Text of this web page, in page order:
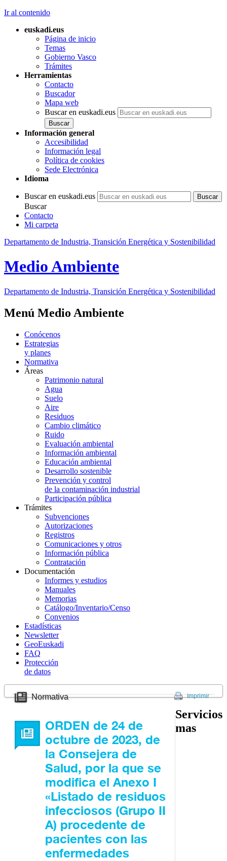
Ir al contenido
euskadi.eus
Página de inicio
Temas
Gobierno Vasco
Trámites
Herramientas
Contacto
Buscador
Mapa web
Buscar en euskadi.eus
Información general
Accesibilidad
Información legal
Política de cookies
Sede Electrónica
Idioma
Buscar en euskadi.eus
Buscar
Contacto
Mi carpeta
Departamento de Industria, Transición Energética y Sostenibilidad
Medio Ambiente
Departamento de Industria, Transición Energética y Sostenibilidad
Menú Medio Ambiente
Conócenos
Estrategias
y planes
Normativa
Áreas
Patrimonio natural
Agua
Suelo
Aire
Residuos
Cambio climático
Ruido
Evaluación ambiental
Información ambiental
Educación ambiental
Desarrollo sostenible
Prevención y control
de la contaminación industrial
Participación pública
Trámites
Subvenciones
Autorizaciones
Registros
Comunicaciones y otros
Información pública
Contratación
Documentación
Informes y estudios
Manuales
Memorias
Catálogo/Inventario/Censo
Convenios
Estadísticas
Newsletter
GeoEuskadi
FAQ
Protección
de datos
Normativa Imprimir
ORDEN de 24 de
octubre de 2023, de
la Consejera de
Salud, por la que se
modifica el Anexo I
«Listado de residuos
infecciosos (Grupo II
A) procedente de
pacientes con las
enfermedades
Servicios
mas